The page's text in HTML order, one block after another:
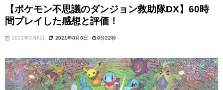
【ポケモン不思議のダンジョン救助隊DX】60時
間プレイした感想と評価！
2021年3月8日 2021年8月8日 9分22秒